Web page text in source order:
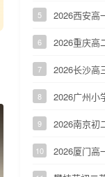
5 2026西安高
6 2026重庆高
7 2026长沙高
8 2026广州小
9 2026南京初
10 2026厦门高